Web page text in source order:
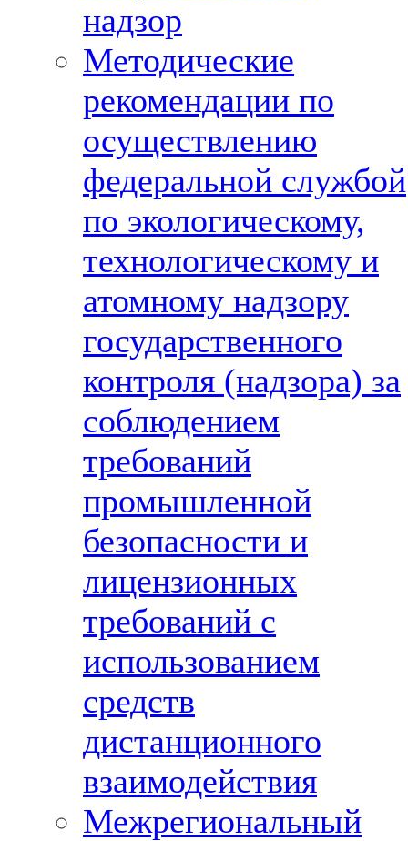
надзор
Методические
рекомендации по
осуществлению
федеральной службой
по экологическому,
технологическому и
атомному надзору
государственного
контроля (надзора) за
соблюдением
требований
промышленной
безопасности и
лицензионных
требований с
использованием
средств
дистанционного
взаимодействия
Межрегиональный